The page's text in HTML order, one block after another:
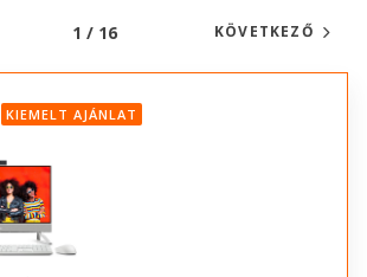
1 / 16 KÖVETKEZŐ
KIEMELT AJÁNLAT